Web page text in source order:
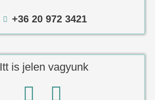
+36 20 972 3421
Itt is jelen vagyunk